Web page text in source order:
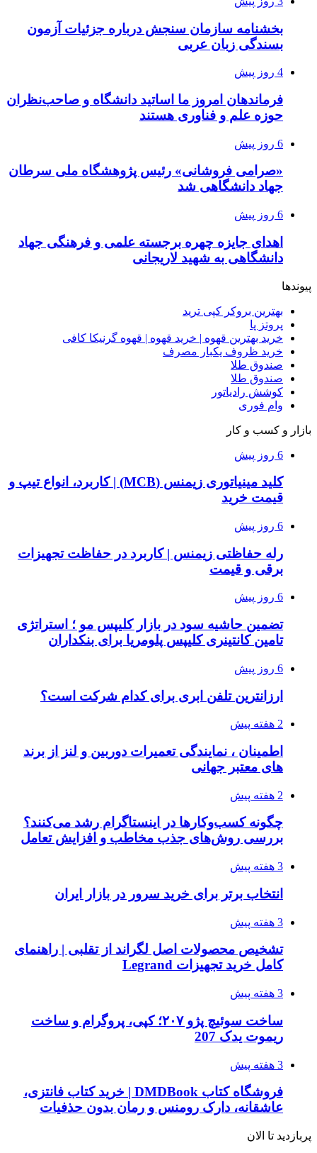
بخشنامه سازمان سنجش درباره جزئیات آزمون
بسندگی زبان عربی
4 روز پیش
فرماندهان امروز ما اساتید دانشگاه و صاحب‌نظران
حوزه علم و فناوری هستند
6 روز پیش
«صرامی فروشانی» رئیس پژوهشگاه ملی سرطان
جهاد دانشگاهی شد
6 روز پیش
اهدای جایزه چهره برجسته علمی و فرهنگی جهاد
دانشگاهی به شهید لاریجانی
پیوندها
بهترین بروکر کپی ترید
پروتز پا
خرید بهترین قهوه | خرید قهوه | قهوه گرنیکا کافی
خرید ظروف یکبار مصرف
صندوق طلا
صندوق طلا
کوشش رادیاتور
وام فوری
بازار و کسب و کار
6 روز پیش
کلید مینیاتوری زیمنس (MCB) | کاربرد، انواع تیپ و
قیمت خرید
6 روز پیش
رله حفاظتی زیمنس | کاربرد در حفاظت تجهیزات
برقی و قیمت
6 روز پیش
تضمین حاشیه سود در بازار کلیپس مو ؛ استراتژی
تامین کانتینری کلیپس پلومریا برای بنکداران
6 روز پیش
ارزانترین تلفن ابری برای کدام شرکت است؟
2 هفته پیش
اطمینان ، نمایندگی تعمیرات دوربین و لنز از برند
های معتبر جهانی
2 هفته پیش
چگونه کسب‌وکارها در اینستاگرام رشد می‌کنند؟
بررسی روش‌های جذب مخاطب و افزایش تعامل
3 هفته پیش
انتخاب برتر برای خرید سرور در بازار ایران
3 هفته پیش
تشخیص محصولات اصل لگراند از تقلبی | راهنمای
کامل خرید تجهیزات Legrand
3 هفته پیش
ساخت سوئیچ پژو ۲۰۷؛ کپی، پروگرام و ساخت
ریموت یدک 207
3 هفته پیش
فروشگاه کتاب DMDBook | خرید کتاب فانتزی،
عاشقانه، دارک رومنس و رمان بدون حذفیات
پربازدید تا الان